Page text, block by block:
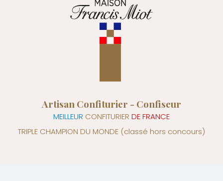
Artisan Confiturier - Confiseur
MEILLEUR CONFITURIER DE FRANCE
TRIPLE CHAMPION DU MONDE (classé hors concours)